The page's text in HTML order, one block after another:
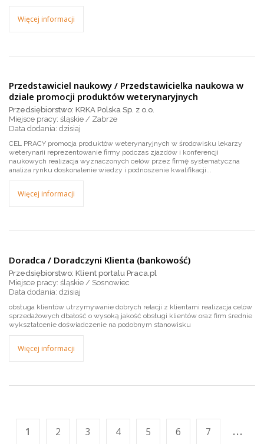
Więcej informacji
Przedstawiciel naukowy / Przedstawicielka naukowa w
dziale promocji produktów weterynaryjnych
Przedsiębiorstwo: KRKA Polska Sp. z o.o.
Miejsce pracy: śląskie / Zabrze
dzisiaj
CEL PRACY promocja produktów weterynaryjnych w środowisku lekarzy
weterynarii reprezentowanie firmy podczas zjazdów i konferencji
naukowych realizacja wyznaczonych celów przez firmę systematyczna
analiza rynku doskonalenie wiedzy i podnoszenie kwalifikacji...
Więcej informacji
Doradca / Doradczyni Klienta (bankowość)
Przedsiębiorstwo: Klient portalu Praca.pl
Miejsce pracy: śląskie / Sosnowiec
dzisiaj
obsługa klientów utrzymywanie dobrych relacji z klientami realizacja celów
sprzedażowych dbałość o wysoką jakość obsługi klientów oraz firm średnie
wykształcenie doświadczenie na podobnym stanowisku
Więcej informacji
1 2 3 4 5 6 7 ...